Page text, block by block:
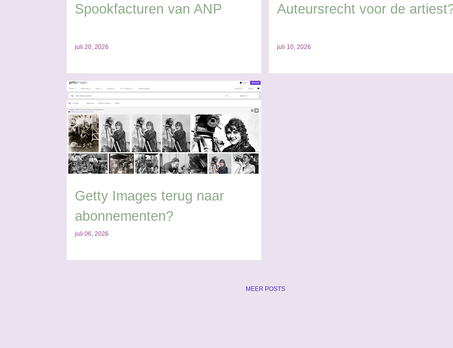
Spookfacturen van ANP
juli 20, 2026
Auteursrecht voor de
juli 10, 2026
Getty Images terug naar
abonnementen?
juli 06, 2026
ALAMY ANP AUTEURSRECHT BOEK FOTORECHT
FOTOCLAIMS GETTY IMAGES
MEER POSTS